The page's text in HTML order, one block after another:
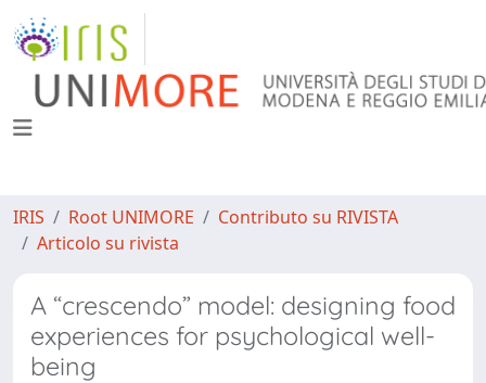
IRIS Root UNIMORE
Contributo su RIVISTA
Articolo su rivista
A “crescendo” model: designing food
experiences for psychological well-
being